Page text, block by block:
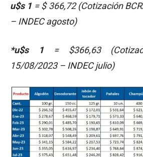
u$s 1= $ 366,72 (Cotización
– INDEC agosto)
*u$s 1= $366,63
15/08/2023 – INDEC julio)